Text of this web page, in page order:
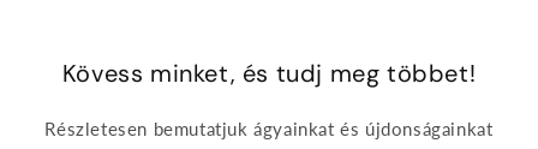
Kövess minket, és tudj meg többet!
Részletesen bemutatjuk ágyainkat és újdonságainkat